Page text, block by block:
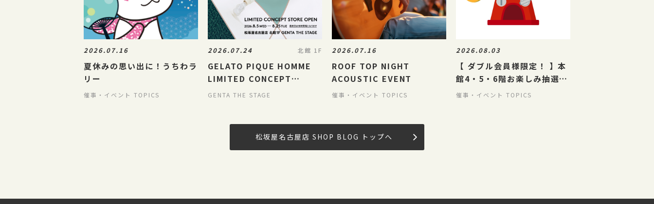
2026.07.16
夏休みの思い出に！うちわラ
リー
催事・イベント TOPICS
2026.07.24 北館 1F
GELATO PIQUE HOMME
LIMITED CONCEPT
STORE
GENTA THE STAGE
2026.07.16
ROOF TOP NIGHT
ACOUSTIC EVENT
催事・イベント TOPICS
2026.08.03
【 ダブル会員様限定！ 】本
館4・5・6階お楽しみ抽選会
開催
催事・イベント TOPICS
松坂屋名古屋店 SHOP BLOG トップへ